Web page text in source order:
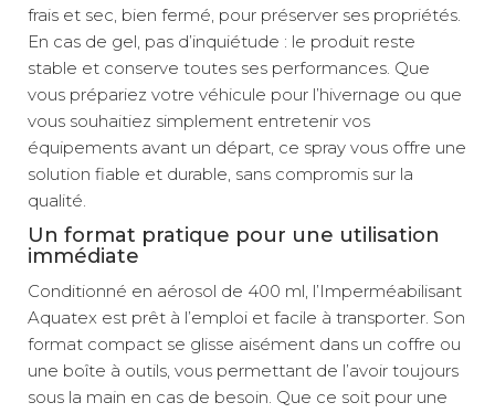
frais et sec, bien fermé, pour préserver ses propriétés.
En cas de gel, pas d’inquiétude : le produit reste
stable et conserve toutes ses performances. Que
vous prépariez votre véhicule pour l’hivernage ou que
vous souhaitiez simplement entretenir vos
équipements avant un départ, ce spray vous offre une
solution fiable et durable, sans compromis sur la
qualité.
Un format pratique pour une utilisation
immédiate
Conditionné en aérosol de 400 ml, l’Imperméabilisant
Aquatex est prêt à l’emploi et facile à transporter. Son
format compact se glisse aisément dans un coffre ou
une boîte à outils, vous permettant de l’avoir toujours
sous la main en cas de besoin. Que ce soit pour une